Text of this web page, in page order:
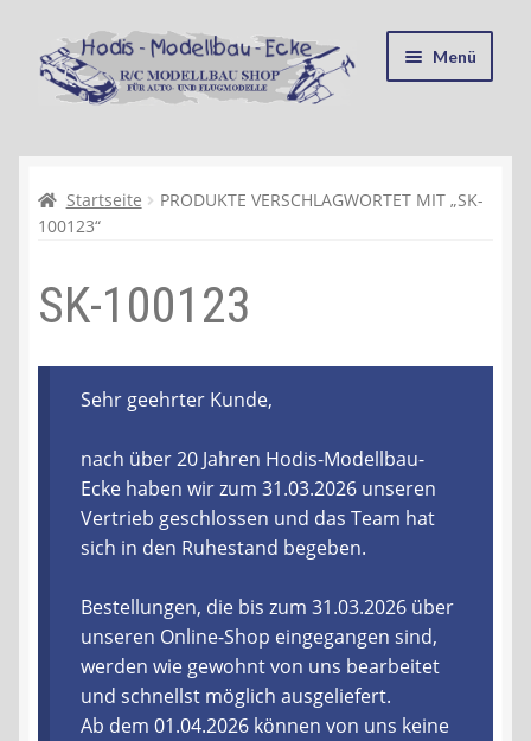
Zur
Navigation
springen
Zum
Inhalt
springen
Menü
Kasse
Recycling, Entsorgung und Umwelt
Shop
Warenkorb
Ablauf einer Bestellung
Zahlungsarten
Lieferzeit & Verfügbarkeit
Startseite
PRODUKTE VERSCHLAGWORTET MIT „SK-
100123“
SK-100123
Sehr geehrter Kunde,
nach über 20 Jahren Hodis-Modellbau-
Ecke haben wir zum 31.03.2026 unseren
Vertrieb geschlossen und das Team hat
sich in den Ruhestand begeben.
Bestellungen, die bis zum 31.03.2026 über
unseren Online-Shop eingegangen sind,
werden wie gewohnt von uns bearbeitet
und schnellst möglich ausgeliefert.
Ab dem 01.04.2026 können von uns keine